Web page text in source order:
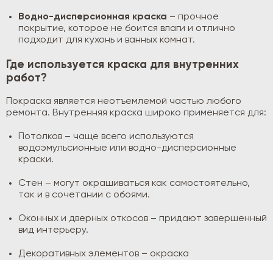
Водно-дисперсионная краска – прочное
покрытие, которое не боится влаги и отлично
подходит для кухонь и ванных комнат.
Где используется краска для внутренних
работ?
Покраска является неотъемлемой частью любого
ремонта. Внутренняя краска широко применяется для:
Потолков – чаще всего используются
водоэмульсионные или водно-дисперсионные
краски.
Стен – могут окрашиваться как самостоятельно,
так и в сочетании с обоями.
Оконных и дверных откосов – придают завершенный
вид интерьеру.
Декоративных элементов – окраска